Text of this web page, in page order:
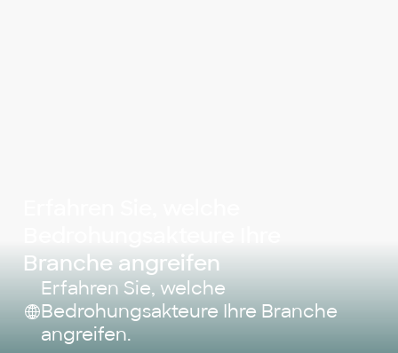
Branche angreifen
Erfahren Sie, welche
Bedrohungsakteure Ihre Branche
angreifen.